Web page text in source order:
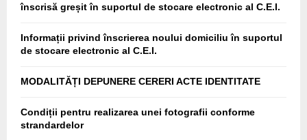
înscrisă greșit în suportul de stocare electronic al C.E.I.
Informații privind înscrierea noului domiciliu în suportul
de stocare electronic al C.E.I.
MODALITĂȚI DEPUNERE CERERI ACTE IDENTITATE
Condiții pentru realizarea unei fotografii conforme
strandardelor